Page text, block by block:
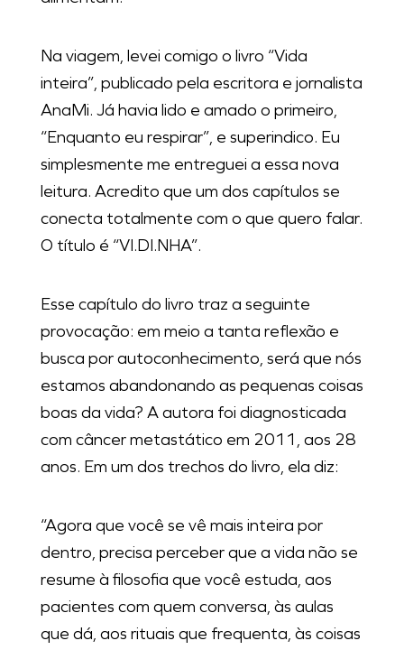
Na viagem, levei comigo o livro “Vida
inteira”, publicado pela escritora e jornalista
AnaMi. Já havia lido e amado o primeiro,
“Enquanto eu respirar”, e superindico. Eu
simplesmente me entreguei a essa nova
leitura. Acredito que um dos capítulos se
conecta totalmente com o que quero falar.
O título é “VI.DI.NHA”.
Esse capítulo do livro traz a seguinte
provocação: em meio a tanta reflexão e
busca por autoconhecimento, será que nós
estamos abandonando as pequenas coisas
boas da vida? A autora foi diagnosticada
com câncer metastático em 2011, aos 28
anos. Em um dos trechos do livro, ela diz:
“Agora que você se vê mais inteira por
dentro, precisa perceber que a vida não se
resume à filosofia que você estuda, aos
pacientes com quem conversa, às aulas
que dá, aos rituais que frequenta, às coisas